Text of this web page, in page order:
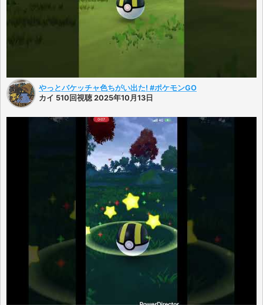
やっとバケッチャ色ちがい出た! #ポケモンGO
カイ 510回視聴 2025年10月13日